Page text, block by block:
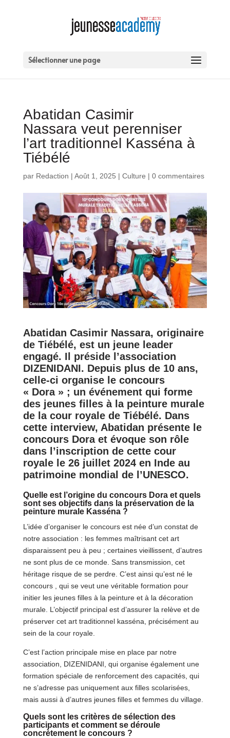
Sélectionner une page
Abatidan Casimir
Nassara veut perenniser
l’art traditionnel Kasséna à
Tiébélé
par Redaction | Août 1, 2025 | Culture | 0 commentaires
Abatidan Casimir Nassara, originaire
de Tiébélé, est un jeune leader
engagé. Il préside l’association
DIZENIDANI. Depuis plus de 10 ans,
celle-ci organise le concours
« Dora » ; un événement qui forme
des jeunes filles à la peinture murale
de la cour royale de Tiébélé. Dans
cette interview, Abatidan présente le
concours Dora et évoque son rôle
dans l’inscription de cette cour
royale le 26 juillet 2024 en Inde au
patrimoine mondial de l’UNESCO.
Quelle est l’origine du concours Dora et quels
sont ses objectifs dans la préservation de la
peinture murale Kasséna ?
L’idée d’organiser le concours est née d’un constat de
notre association : les femmes maîtrisant cet art
disparaissent peu à peu ; certaines vieillissent, d’autres
ne sont plus de ce monde. Sans transmission, cet
héritage risque de se perdre. C’est ainsi qu’est né le
concours , qui se veut une véritable formation pour
initier les jeunes filles à la peinture et à la décoration
murale. L’objectif principal est d’assurer la relève et de
préserver cet art traditionnel kasséna, précisément au
sein de la cour royale.
C’est l’action principale mise en place par notre
association, DIZENIDANI, qui organise également une
formation spéciale de renforcement des capacités, qui
ne s’adresse pas uniquement aux filles scolarisées,
mais aussi à d’autres jeunes filles et femmes du village.
Quels sont les critères de sélection des
participants et comment se déroule
concrètement le concours ?